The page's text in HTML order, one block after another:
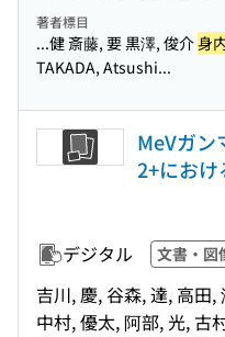
著者標目
...健 斎藤, 要 黒澤, 俊介身
TAKADA, Atsushi...
MeVガン
2+にお
デジタル 文書・図
吉川, 慶, 谷森, 達, 高田
中村, 優太, 阿部, 光, 古